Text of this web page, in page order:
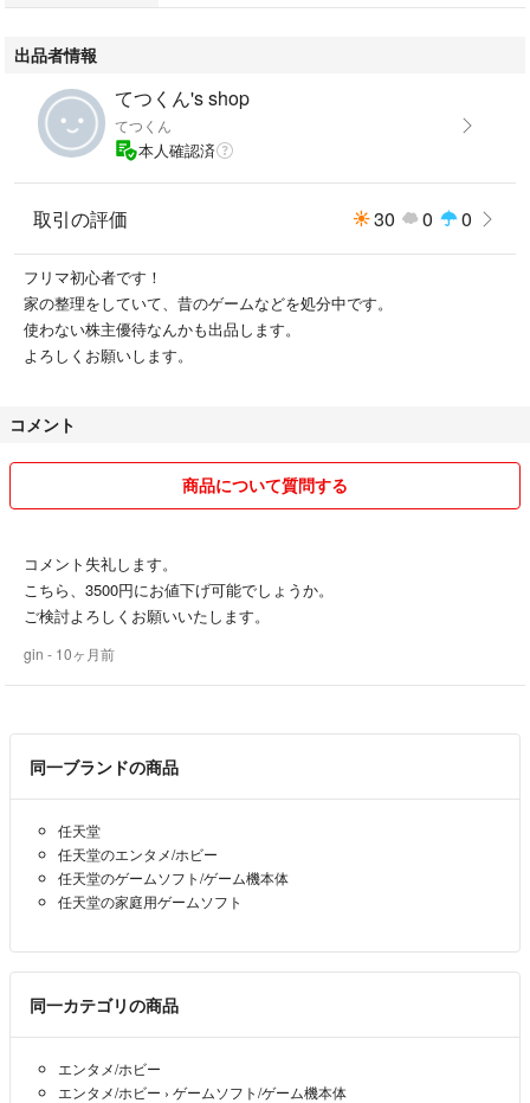
出品者情報
てつくん's shop
てつくん
本人確認済
取引の評価 30 0 0
フリマ初心者です！
家の整理をしていて、昔のゲームなどを処分中です。
使わない株主優待なんかも出品します。
よろしくお願いします。
コメント
商品について質問する
コメント失礼します。
こちら、3500円にお値下げ可能でしょうか。
ご検討よろしくお願いいたします。
gin - 10ヶ月前
同一ブランドの商品
任天堂
任天堂のエンタメ/ホビー
任天堂のゲームソフト/ゲーム機本体
任天堂の家庭用ゲームソフト
同一カテゴリの商品
エンタメ/ホビー
エンタメ/ホビー › ゲームソフト/ゲーム機本体